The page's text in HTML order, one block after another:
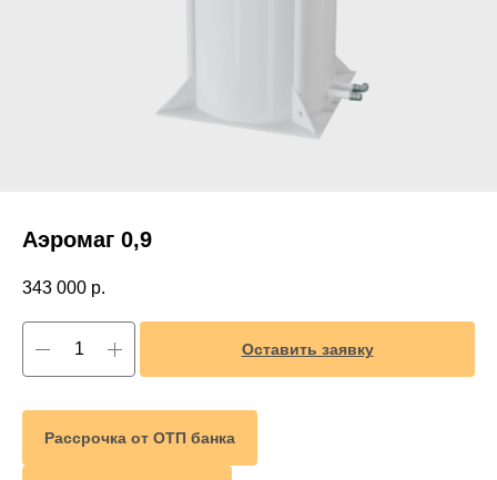
Аэромаг 0,9
343 000 р.
Оставить заявку
Рассрочка от ОТП банка